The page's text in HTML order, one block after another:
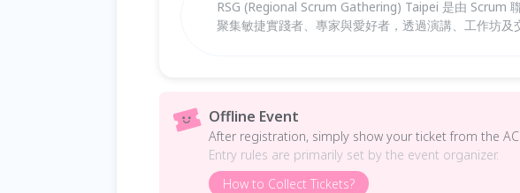
RSG (Regional Scrum Gathering) Taipei 是由 Scrum
聚集敏捷實踐者、專家與愛好者，透過演講、工作坊及
Offline Event
After registration, simply show your ticket from the
Entry rules are primarily set by the event organizer.
How to Collect Tickets?